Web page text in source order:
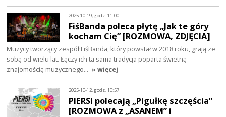
2025-10-19, godz. 11:00
FiśBanda poleca płytę „Jak te góry
kocham Cię” [ROZMOWA, ZDJĘCIA]
Muzycy tworzący zespół FiśBanda, który powstał w 2018 roku, grają ze
sobą od wielu lat. Łączy ich ta sama tradycja poparta świetną
znajomością muzycznego… » więcej
2025-10-12, godz. 10:57
PIERSI polecają „Pigułkę szczęścia”
[ROZMOWA z „ASANEM” i